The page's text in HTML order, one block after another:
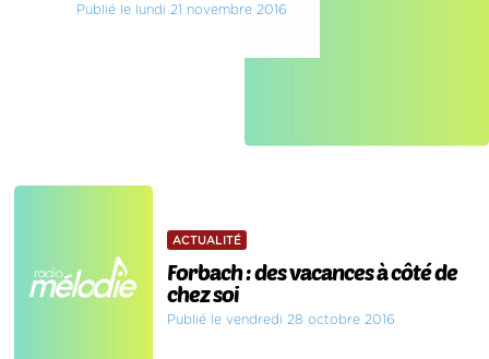
Publié le lundi 21 novembre 2016
ACTUALITÉ
Forbach : des vacances à côté de
chez soi
Publié le vendredi 28 octobre 2016